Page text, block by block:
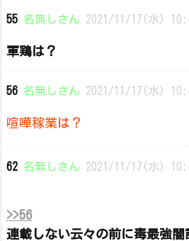
55 名無しさん 2021/11/17(水)
軍鶏は？
56 名無しさん 2021/11/17(水)
喧嘩稼業は？
62 名無しさん 2021/11/17(水)
>>56
連載しない云々の前に毒最強